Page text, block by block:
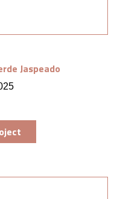
Jaspeado